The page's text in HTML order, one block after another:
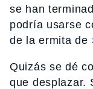
se han
podría usarse
de la ermita de
Quizás se dé
que desplazar.